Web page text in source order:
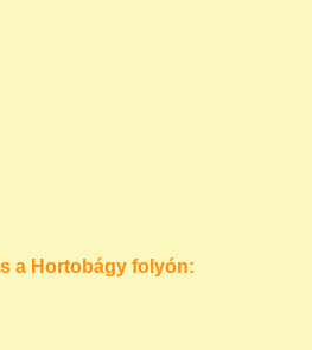
a Hortobágy folyón: